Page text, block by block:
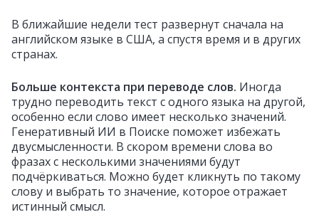
В ближайшие недели тест развернут сначала на
английском языке в США, а спустя время и в других
странах.
Больше контекста при переводе слов. Иногда
трудно переводить текст с одного языка на другой,
особенно если слово имеет несколько значений.
Генеративный ИИ в Поиске поможет избежать
двусмысленности. В скором времени слова во
фразах с несколькими значениями будут
подчёркиваться. Можно будет кликнуть по такому
слову и выбрать то значение, которое отражает
истинный смысл.